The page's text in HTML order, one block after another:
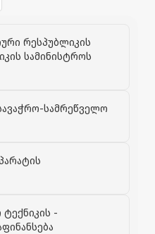
რესპუბლიკის
სამინისტროს
სამრეწველო
-
პატივი მიაგო.